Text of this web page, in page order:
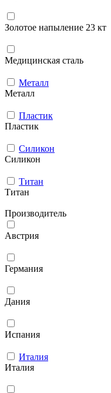
Золотое напыление 23 кт
Медицинская сталь
Металл
Металл
Пластик
Пластик
Силикон
Силикон
Титан
Титан
Производитель
Австрия
Германия
Дания
Испания
Италия
Италия